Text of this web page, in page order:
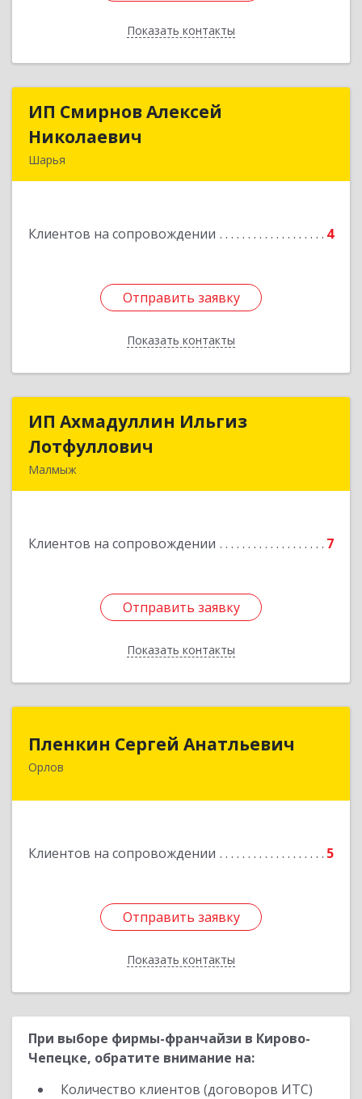
Показать контакты
Назад
ИП Смирнов Алексей
Николаевич
Шарья
Клиентов на сопровождении 4
Отправить заявку
Показать контакты
ИП Смирнов Алексей
Отправить заявку
Назад
ИП Ахмадуллин Ильгиз
Лотфуллович
Малмыж
Клиентов на сопровождении 7
Отправить заявку
Показать контакты
ИП Ахмадуллин Ильгиз
Подробнее
Отправить заявку
Назад
Пленкин Сергей Анатльевич
Орлов
Клиентов на сопровождении 5
Отправить заявку
Показать контакты
Пленкин Сергей Анатльевич
Отправить заявку
Назад
При выборе фирмы-франчайзи в Кирово-
Чепецке, обратите внимание на:
Количество клиентов (договоров ИТС)